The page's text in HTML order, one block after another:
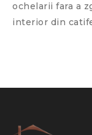
ochelarii fara a
interior din